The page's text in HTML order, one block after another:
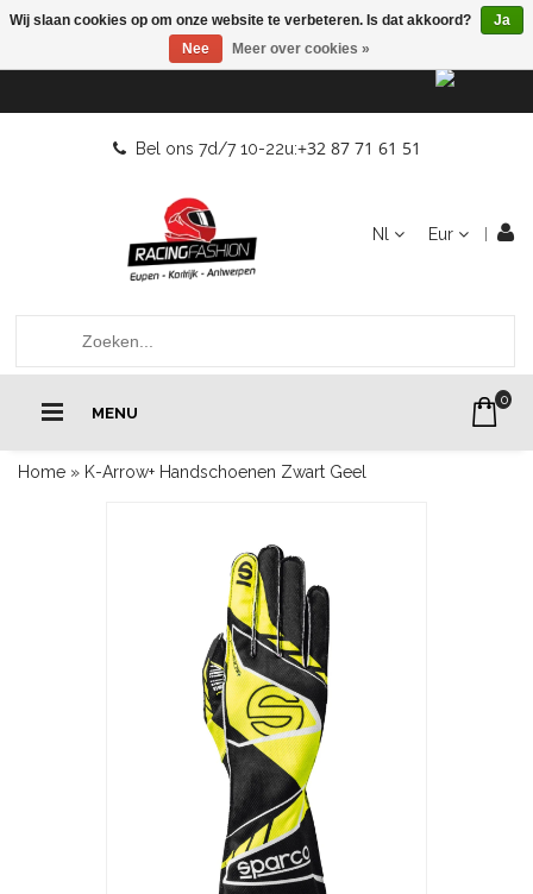
Bel ons 7d/7 10-22u:+32 87 71 61 51
Nl Eur
MENU
0
Home » K-Arrow+ Handschoenen Zwart Geel
Wij slaan cookies op om onze website te verbeteren. Is dat akkoord?
Ja
Nee
Meer over cookies »